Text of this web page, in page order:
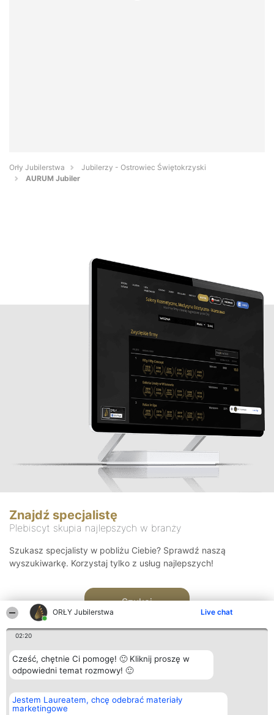
ORŁY Jubilerstwa Live chat
02:20
Cześć, chętnie Ci pomogę! 🙂 Kliknij proszę w
odpowiedni temat rozmowy! 🙂
Jestem Laureatem, chcę odebrać materiały
marketingowe
Orły Jubilerstwa
Jubilerzy - Ostrowiec Świętokrzyski
AURUM Jubiler
Znajdź specjalistę
Plebiscyt skupia najlepszych w branży
Szukasz specjalisty w pobliżu Ciebie? Sprawdź naszą
wyszukiwarkę. Korzystaj tylko z usług najlepszych!
Szukaj
Organizator plebiscytu
Bright Side Solutions sp. z o.
o. sp. k.
Plebiscyt
Laureaci
Kontakt
Kontakt